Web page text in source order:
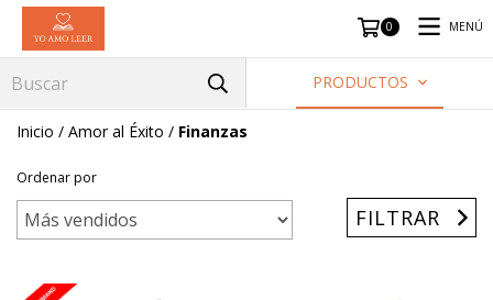
0 MENÚ
PRODUCTOS
Inicio / Amor al Éxito / Finanzas
Ordenar por
FILTRAR